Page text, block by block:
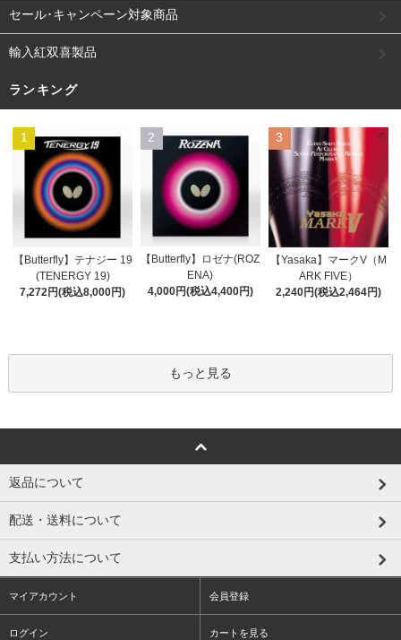
セール･キャンペーン対象商品
輸入紅双喜製品
ランキング
1
【Butterfly】テナジー 19
(TENERGY 19)
7,272円(税込8,000円)
2
【Butterfly】ロゼナ(ROZ
ENA)
4,000円(税込4,400円)
3
【Yasaka】マークV（M
ARK FIVE）
2,240円(税込2,464円)
もっと見る
返品について
配送・送料について
支払い方法について
マイアカウント 会員登録
ログイン カートを見る